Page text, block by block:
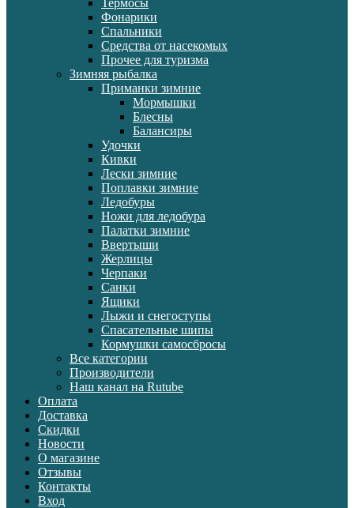
Термосы
Фонарики
Спальники
Средства от насекомых
Прочее для туризма
Зимняя рыбалка
Приманки зимние
Мормышки
Блесны
Балансиры
Удочки
Кивки
Лески зимние
Поплавки зимние
Ледобуры
Ножи для ледобура
Палатки зимние
Ввертыши
Жерлицы
Черпаки
Санки
Ящики
Лыжи и снегоступы
Спасательные шипы
Кормушки самосбросы
Все категории
Производители
Наш канал на Rutube
Оплата
Доставка
Скидки
Новости
О магазине
Отзывы
Контакты
Вход